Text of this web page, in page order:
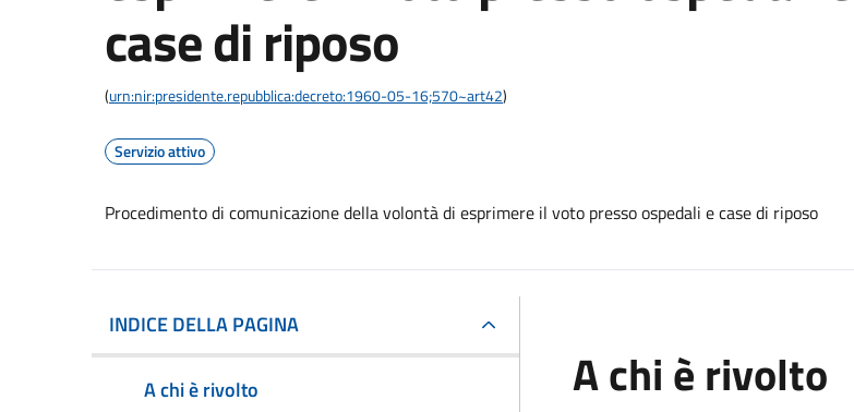
case di riposo
(urn:nir:presidente.repubblica:decreto:1960-05-16;570~art42)
Servizio attivo
Procedimento di comunicazione della volontà di esprimere il voto presso ospedali e case di riposo
INDICE DELLA PAGINA
A chi è rivolto
A chi è rivolto